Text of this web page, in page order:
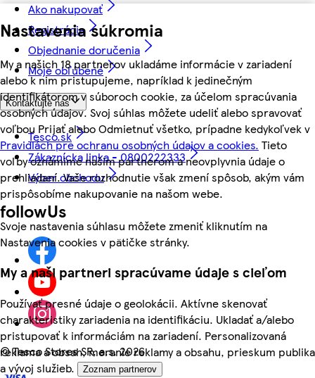
Nastavenia súkromia
My a našich 18 partnerov ukladáme informácie v zariadení
alebo k nim pristupujeme, napríklad k jedinečným
identifikátorom v súboroch cookie, za účelom spracúvania
osobných údajov. Svoj súhlas môžete udeliť alebo spravovať
voľbou Prijať alebo Odmietnuť všetko, prípadne kedykoľvek v
Pravidlách pre ochranu osobných údajov a cookies. Tieto
voľby oznámime našim partnerom a neovplyvnia údaje o
prehliadaní. Vaše rozhodnutie však zmení spôsob, akým vám
prispôsobíme nakupovanie na našom webe.
Svoje nastavenia súhlasu môžete zmeniť kliknutím na
Nastavenia cookies v pätičke stránky.
My a naši partneri spracúvame údaje s cieľom
Používať presné údaje o geolokácii. Aktívne skenovať
charakteristiky zariadenia na identifikáciu. Ukladať a/alebo
pristupovať k informáciám na zariadení. Personalizovaná
reklama a obsah, meranie reklamy a obsahu, prieskum publika
a vývoj služieb.
Zoznam partnerov
Ako nakupovať
Registrácia
Objednanie doručenia
Moje obľúbené
Kontaktujte nás
Tesco.sk
Zákaznícka linka - 0800222333
Výber obchodu
followUs
©Tesco Stores SR, a.s. 2026